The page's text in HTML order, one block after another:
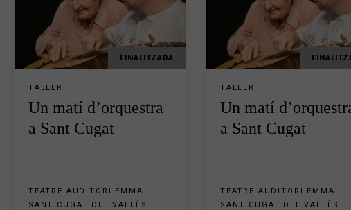
FINALITZADA
TALLER
Un matí d’orquestra
a Sant Cugat
TEATRE-AUDITORI EMMA
VILARASAU SANT CUGAT
SANT CUGAT DEL VALLÈS
TALLER
Un matí
a Sant Cugat
TEATRE-AUDITORI EMMA
VILARASAU SANT CUGAT
SANT CUGAT DEL VALLÈS